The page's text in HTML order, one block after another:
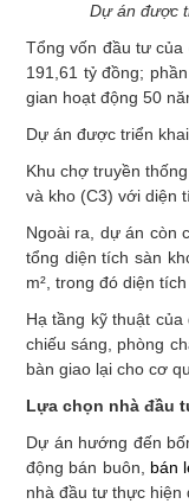
Dự án được
Tổng vốn đầu tư
191,61 tỷ đồng;
gian hoạt động 50
Dự án được triển
Khu chợ truyền
và kho (C3) với diện
Ngoài ra, dự án còn
tổng diện tích sàn
m², trong đó diện
Hạ tầng kỹ thuật
chiếu sáng, phòng
bàn giao lại cho cơ
Lựa chọn nhà đầu
Dự án hướng đến
động bán buôn, bán
nhà đầu tư thực hiện